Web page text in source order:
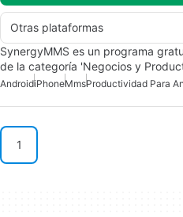
Otras plataformas
SynergyMMS es un programa
de la categoría 'Negocios y
AndroidiPhoneMmsProductividad Para
1